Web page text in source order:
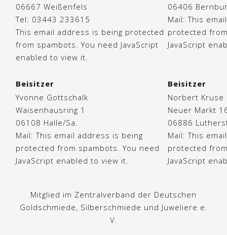
06667 Weißenfels
Tel: 03443 233615
This email address is being protected
from spambots. You need JavaScript
enabled to view it.
06406
Mail:This
protected
JavaScript
Beisitzer
Beisitzer
Yvonne Gottschalk
Waisenhausring 1
06108 Halle/Sa.
Mail:This email address is being
protected from spambots. You need
JavaScript enabled to view it.
Norbert Kruse
Neuer Markt
06886
Mail:This
protected
JavaScript
Mitglied im Zentralverband der Deutschen
Goldschmiede, Silberschmiede und Juweliere e.
V.